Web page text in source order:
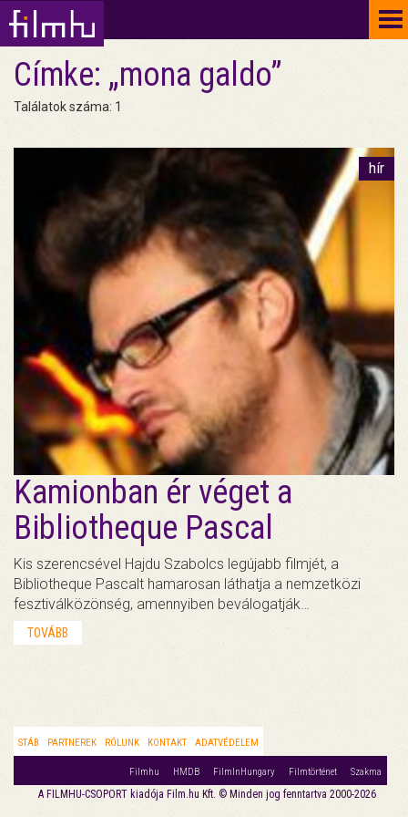
Címke: „mona galdo”
Találatok száma: 1
hír
Kamionban ér véget a
Bibliotheque Pascal
Kis szerencsével Hajdu Szabolcs legújabb filmjét, a
Bibliotheque Pascalt hamarosan láthatja a nemzetközi
fesztiválközönség, amennyiben beválogatják…
TOVÁBB
STÁB PARTNEREK RÓLUNK KONTAKT ADATVÉDELEM
Filmhu HMDB FilmInHungary Filmtörténet Szakma
A FILMHU-CSOPORT kiadója Film.hu Kft. © Minden jog fenntartva 2000-2026